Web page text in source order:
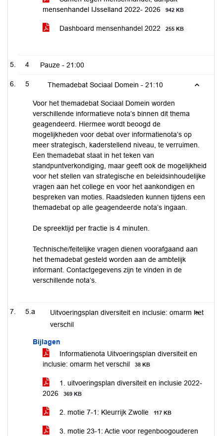
mensenhandel IJsselland 2022- 2026
942 KB
Dashboard mensenhandel 2022 255 KB
4 Pauze - 21:00
5 Themadebat Sociaal Domein - 21:10
Voor het themadebat Sociaal Domein worden
verschillende informatieve nota’s binnen dit thema
geagendeerd. Hiermee wordt beoogd de
mogelijkheden voor debat over informatienota’s op
meer strategisch, kaderstellend niveau, te verruimen.
Een themadebat staat in het teken van
standpuntverkondiging, maar geeft ook de mogelijkheid
voor het stellen van strategische en beleidsinhoudelijke
vragen aan het college en voor het aankondigen en
bespreken van moties. Raadsleden kunnen tijdens een
themadebat op alle geagendeerde nota’s ingaan.
De spreektijd per fractie is 4 minuten.
Technische/feitelijke vragen dienen voorafgaand aan
het themadebat gesteld worden aan de ambtelijk
informant. Contactgegevens zijn te vinden in de
verschillende nota’s.
5.a
Uitvoeringsplan diversiteit en inclusie: omarm het
verschil
Bijlagen
Informatienota Uitvoeringsplan diversiteit en
inclusie: omarm het verschil
38 KB
1. uitvoeringsplan diversiteit en inclusie 2022-
2026
369 KB
2. motie 7-1: Kleurrijk Zwolle 117 KB
3. motie 23-1: Actie voor regenboogouderen